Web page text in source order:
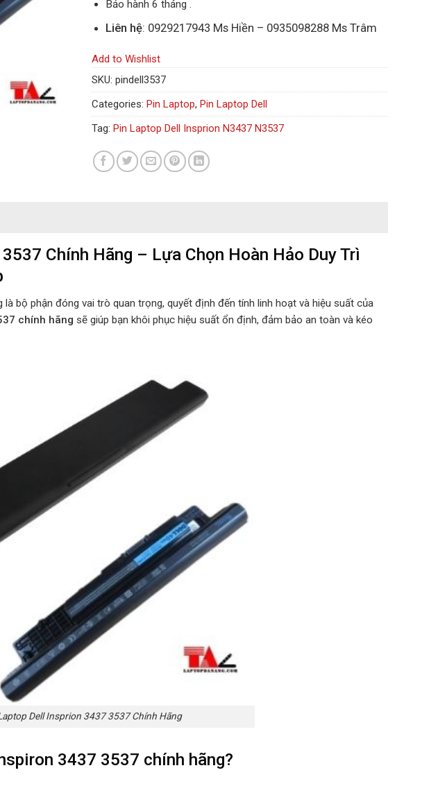
Bảo hành 6 tháng .
Liên hệ: 0929217943 Ms Hiền – 0935098288 Ms Trâm
Add to Wishlist
SKU: pindell3537
Categories: Pin Laptop, Pin Laptop Dell
Tag: Pin Laptop Dell Insprion N3437 N3537
Chính Hãng – Lựa Chọn Hoàn Hảo Duy Trì
là bộ phận đóng vai trò quan trọng, quyết định đến tính linh hoạt và hiệu suất của
chính hãng sẽ giúp bạn khôi phục hiệu suất ổn định, đảm bảo an toàn và kéo
Dell Insprion 3437 3537 Chính Hãng
3437 3537 chính hãng?